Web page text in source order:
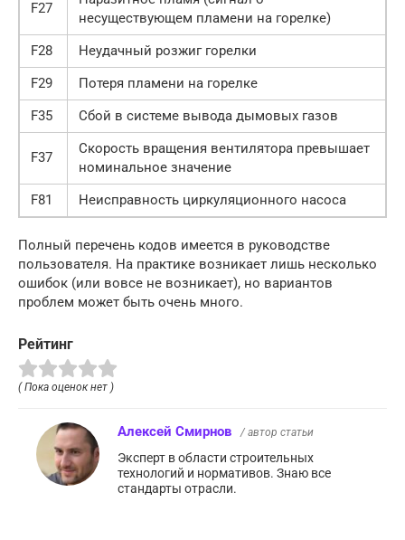
F27
несуществующем пламени на горелке)
F28
Неудачный розжиг горелки
F29
Потеря пламени на горелке
F35
Сбой в системе вывода дымовых газов
F37
Скорость вращения вентилятора превышает
номинальное значение
F81
Неисправность циркуляционного насоса
Полный перечень кодов имеется в руководстве
пользователя. На практике возникает лишь несколько
ошибок (или вовсе не возникает), но вариантов
проблем может быть очень много.
Рейтинг
( Пока оценок нет )
Алексей Смирнов / автор статьи
Эксперт в области строительных
технологий и нормативов. Знаю все
стандарты отрасли.